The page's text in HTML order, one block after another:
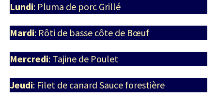
Lundi: Pluma de porc Grillé
Mardi: Rôti de basse côte de Bœuf
Mercredi: Tajine de Poulet
Jeudi: Filet de canard Sauce forestière